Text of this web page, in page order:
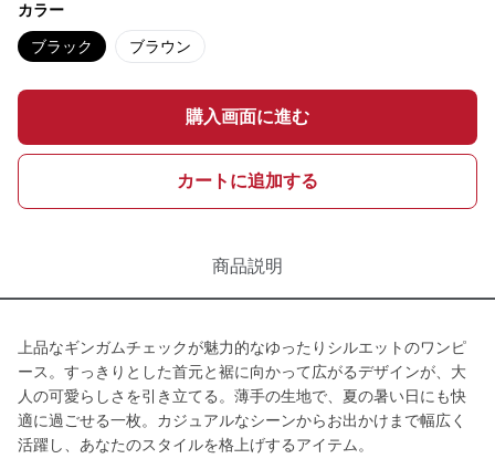
カラー
ブラック ブラウン
購入画面に進む
カートに追加する
商品説明
上品なギンガムチェックが魅力的なゆったりシルエットのワンピ
ース。すっきりとした首元と裾に向かって広がるデザインが、大
人の可愛らしさを引き立てる。薄手の生地で、夏の暑い日にも快
適に過ごせる一枚。カジュアルなシーンからお出かけまで幅広く
活躍し、あなたのスタイルを格上げするアイテム。